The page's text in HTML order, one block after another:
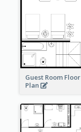
Guest Room Floor
Plan